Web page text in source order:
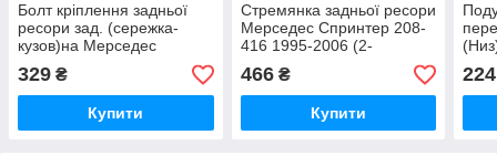
Болт кріплення задньої
ресори зад. (сережка-
кузов)на Мерседес
Спринтер 208-316 1995-
2006 VW(Оригінал)
329 ₴
Купити
Стремянка задньої ресори
Мерседес Спринтер 208-
416 1995-2006 (2-
3ресоры,175х74х14)
SOLGY 213509
466₴
Купити
224